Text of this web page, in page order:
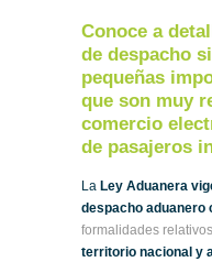
Conoce a
de despacho
pequeñas
que son muy
comercio
de pasajeros
La Ley Aduanera
despacho aduanero
formalidades
territorio nacional y